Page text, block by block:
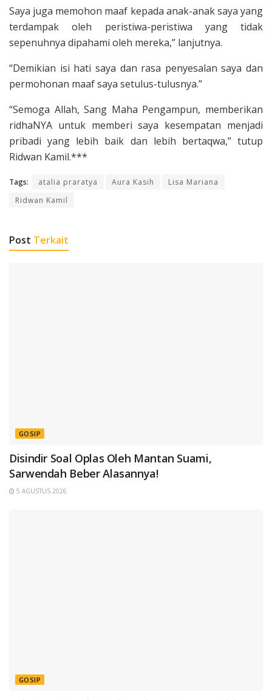
Saya juga memohon maaf kepada anak-anak saya yang
terdampak oleh peristiwa-peristiwa yang tidak
sepenuhnya dipahami oleh mereka,” lanjutnya.
“Demikian isi hati saya dan rasa penyesalan saya dan
permohonan maaf saya setulus-tulusnya.”
“Semoga Allah, Sang Maha Pengampun, memberikan
ridhaNYA untuk memberi saya kesempatan menjadi
pribadi yang lebih baik dan lebih bertaqwa,” tutup
Ridwan Kamil.***
Tags: atalia praratya Aura Kasih
Lisa Mariana
Ridwan Kamil
Post Terkait
GOSIP
Disindir Soal Oplas Oleh Mantan Suami,
Sarwendah Beber Alasannya!
5 AGUSTUS 2026
GOSIP